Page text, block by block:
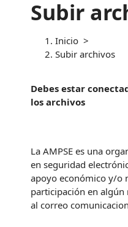
Subir
Inicio >
Subir archivos
Debes estar
los archivos
La AMPSE es una
en seguridad
apoyo económico y/o
participación en
al correo